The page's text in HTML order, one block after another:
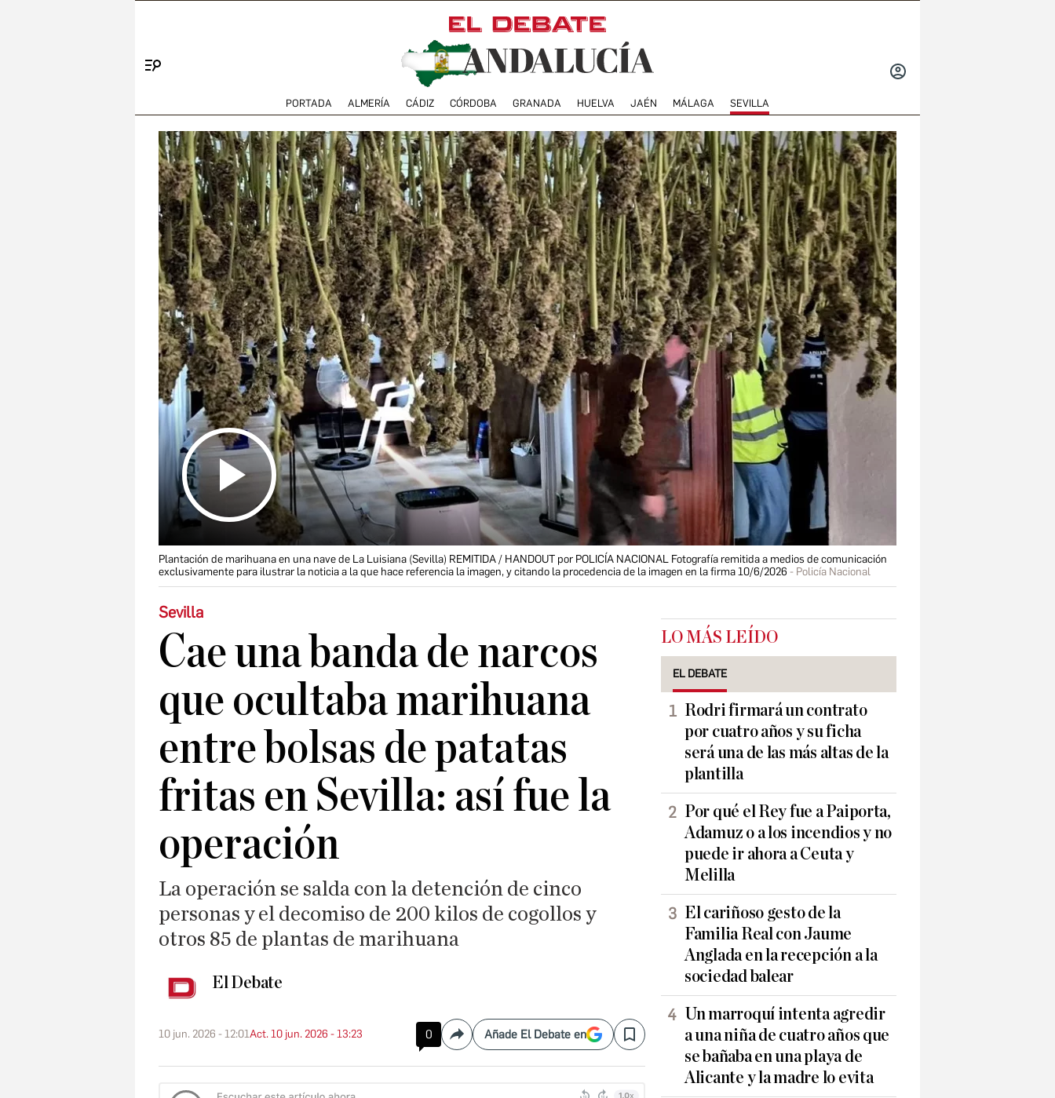
PORTADA ALMERÍA CÁDIZ CÓRDOBA GRANADA HUELVA JAÉN MÁLAGA SEVILLA
Plantación de marihuana en una nave de La Luisiana (Sevilla) REMITIDA / HANDOUT por POLICÍA NACIONAL Fotografía remitida a medios de comunicación
exclusivamente para ilustrar la noticia a la que hace referencia la imagen, y citando la procedencia de la imagen en la firma 10/6/2026
Policía Nacional
Sevilla
Cae una banda de narcos
que ocultaba marihuana
entre bolsas de patatas
fritas en Sevilla: así fue la
operación
La operación se salda con la detención de cinco
personas y el decomiso de 200 kilos de cogollos y
otros 85 de plantas de marihuana
El Debate
10 jun. 2026 - 12:01Act. 10 jun. 2026 - 13:23 0 CompartirAñade El Debate en Save
LO MÁS LEÍDO
EL DEBATE
Rodri firmará un contrato
por cuatro años y su ficha
será una de las más altas de la
plantilla
Por qué el Rey fue a Paiporta,
Adamuz o a los incendios y no
puede ir ahora a Ceuta y
Melilla
El cariñoso gesto de la
Familia Real con Jaume
Anglada en la recepción a la
sociedad balear
Un marroquí intenta agredir
a una niña de cuatro años que
se bañaba en una playa de
Alicante y la madre lo evita